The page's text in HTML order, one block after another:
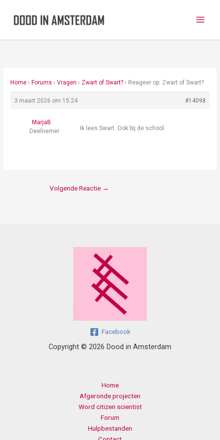
Home › Forums › Vragen › Zwart of Swart? › Reageer op: Zwart of Swart?
3 maart 2026 om 15:24 #14098
MarjaB
Deelnemer
Ik lees Swart. Ook bij de school.
Volgende Reactie →
Facebook
Copyright © 2026 Dood in Amsterdam
Home
Afgeronde projecten
Word citizen scientist
Forum
Hulpbestanden